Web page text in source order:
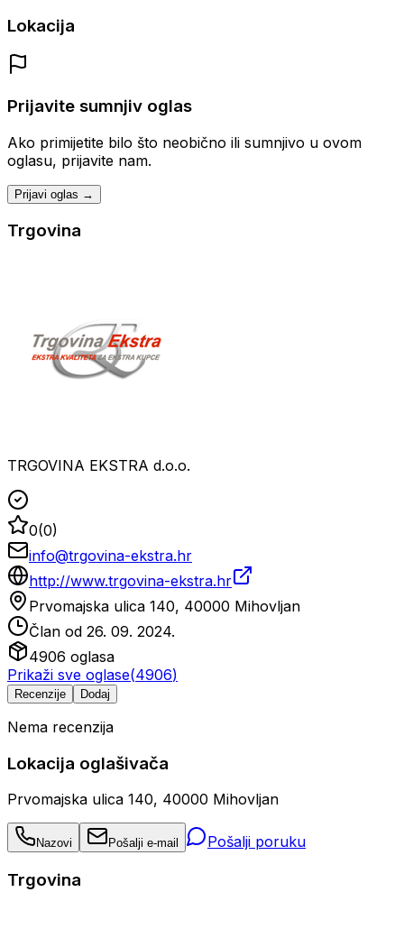
Lokacija
Prijavite sumnjiv oglas
Ako primijetite bilo što neobično ili sumnjivo u ovom
oglasu, prijavite nam.
Prijavi oglas →
Trgovina
TRGOVINA EKSTRA d.o.o.
0(0)
info@trgovina-ekstra.hr
http://www.trgovina-ekstra.hr
Prvomajska ulica 140, 40000 Mihovljan
Član od 26. 09. 2024.
4906 oglasa
Prikaži sve oglase(4906)
Recenzije Dodaj
Nema recenzija
Lokacija oglašivača
Prvomajska ulica 140, 40000 Mihovljan
Nazovi Pošalji e-mail Pošalji poruku
Trgovina